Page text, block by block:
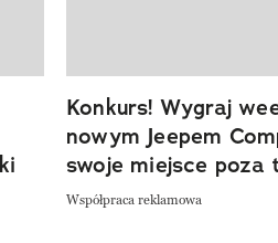
Konkurs! Wygraj
nowym Jeepem
swoje miejsce poza
Współpraca reklamowa